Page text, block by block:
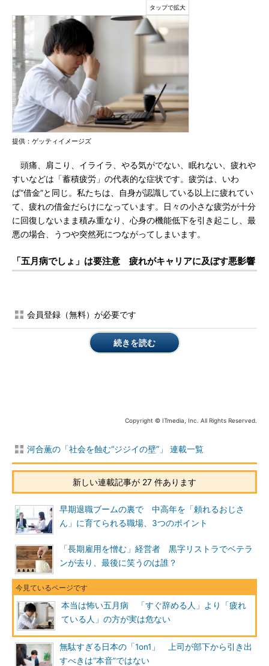
提供：ゲッティイメージズ
頭痛、肩こり、イライラ、やる気がでない、眠れない、疲れや
すいなどは「蓄積疲労」の代表的な症状です。疲労は、いわ
ば“借金”と同じ。私たちは、自身が認識している以上に疲れてい
て、疲れの借金だらけになっています。日々の小さな疲労が十分
に回復しないまま積み重なり、心身の機能低下を引き起こし、最
悪の場合、うつや突然死につながってしまいます。
「五月病でしょ」は要注意 疲れがキャリアに及ぼす悪影響
会員登録（無料）が必要です
続きを読む
Copyright © ITmedia, Inc. All Rights Reserved.
河合薫の「社会を蝕む“ジジイの壁”」 連載一覧
新しい連載記事が 27 件あります
早期退職ブームの裏で 中高年を「頼れるおじさ
ん」に育てられる職場、3つのポイント
「長期雇用を憎む」経営者 黒字リストラでベテラ
ンが去り、最後に笑うのは誰？
本当は怖い五月病 「すぐ辞める人」より「疲れ
ている人」の方が実は危ない
無駄すぎる日本の「1on1」 上司が部下から引き出
すべきは“本音”ではない